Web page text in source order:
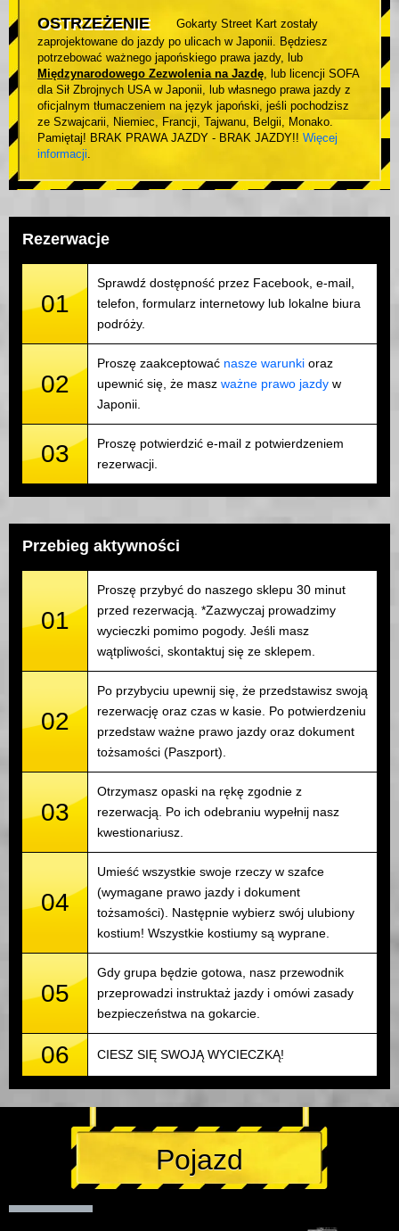
OSTRZEŻENIE
Gokarty Street Kart zostały
zaprojektowane do jazdy po ulicach w Japonii. Będziesz
potrzebować ważnego japońskiego prawa jazdy, lub
Międzynarodowego Zezwolenia na Jazdę, lub licencji SOFA
dla Sił Zbrojnych USA w Japonii, lub własnego prawa jazdy z
oficjalnym tłumaczeniem na język japoński, jeśli pochodzisz
ze Szwajcarii, Niemiec, Francji, Tajwanu, Belgii, Monako.
Pamiętaj! BRAK PRAWA JAZDY - BRAK JAZDY!! Więcej
informacji.
Rezerwacje
01
Sprawdź dostępność przez Facebook, e-mail,
telefon, formularz internetowy lub lokalne biura
podróży.
02
Proszę zaakceptować nasze warunki oraz
upewnić się, że masz ważne prawo jazdy w
Japonii.
03
Proszę potwierdzić e-mail z potwierdzeniem
rezerwacji.
Przebieg aktywności
01
Proszę przybyć do naszego sklepu 30 minut
przed rezerwacją. *Zazwyczaj prowadzimy
wycieczki pomimo pogody. Jeśli masz
wątpliwości, skontaktuj się ze sklepem.
02
Po przybyciu upewnij się, że przedstawisz swoją
rezerwację oraz czas w kasie. Po potwierdzeniu
przedstaw ważne prawo jazdy oraz dokument
tożsamości (Paszport).
03
Otrzymasz opaski na rękę zgodnie z
rezerwacją. Po ich odebraniu wypełnij nasz
kwestionariusz.
04
Umieść wszystkie swoje rzeczy w szafce
(wymagane prawo jazdy i dokument
tożsamości). Następnie wybierz swój ulubiony
kostium! Wszystkie kostiumy są wyprane.
05
Gdy grupa będzie gotowa, nasz przewodnik
przeprowadzi instruktaż jazdy i omówi zasady
bezpieczeństwa na gokarcie.
06 CIESZ SIĘ SWOJĄ WYCIECZKĄ!
Pojazd